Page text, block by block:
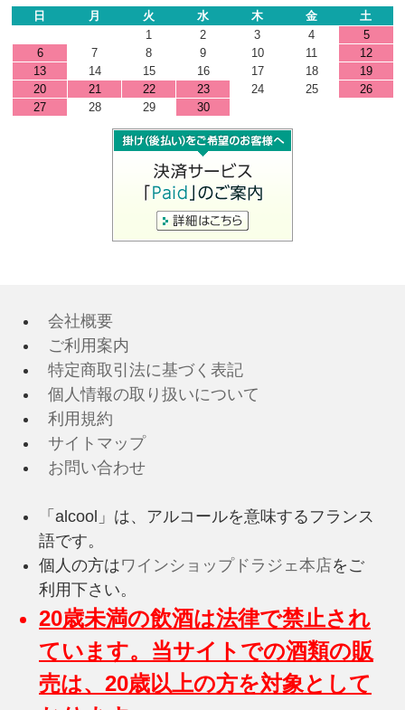
日
月 火 水 木 金
土
1
2 3 4
5
6
7 8 9 10 11
12
13
14 15 16 17 18
19
20
21 22 23 24 25
26
27
28 29 30
会社概要
ご利用案内
特定商取引法に基づく表記
個人情報の取り扱いについて
利用規約
サイトマップ
お問い合わせ
「alcool」は、アルコールを意味するフランス
語です。
個人の方はワインショップドラジェ本店をご
利用下さい。
20歳未満の飲酒は法律で禁止され
ています。当サイトでの酒類の販
売は、20歳以上の方を対象として